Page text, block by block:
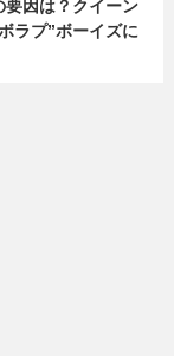
要因は？クイーン
ラプ”ボーイズに